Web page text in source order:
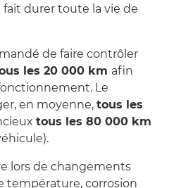
durer toute la vie de
de faire contrôler
les 20 000 km afin
Le
en moyenne, tous les
tous les 80 000 km
lors de changements
température, corrosion